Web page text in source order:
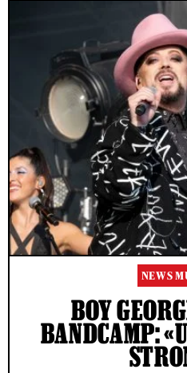
NEWS
BOY
BANDCAMP: